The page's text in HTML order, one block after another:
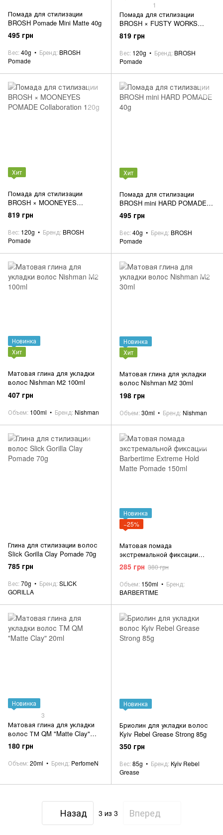
Помада для стилизации
BROSH Pomade Mini Matte 40g
495 грн
Вес 40g Бренд BROSH
Pomade
1
Помада для стилизации
BROSH × FUSTY WORKS
POMADE Collaboration 120g
819 грн
Вес 120g Бренд BROSH
Pomade
Хит
Помада для стилизации
BROSH × MOONEYES
POMADE Collaboration 120g
819 грн
Вес 120g Бренд BROSH
Pomade
Хит
Помада для стилизации
BROSH mini HARD POMADE
40g
495 грн
Вес 40g Бренд BROSH
Pomade
Новинка
Хит
Матовая глина для укладки
волос Nishman М2 100ml
407 грн
Объем 100ml Бренд Nishman
Новинка
Хит
Матовая глина для укладки
волос Nishman М2 30ml
198 грн
Объем 30ml Бренд Nishman
Глина для стилизации волос
Slick Gorilla Clay Pomade 70g
785 грн
Вес 70g Бренд SLICK
GORILLA
Новинка
−25%
Матовая помада
экстремальной фиксации
Barbertime Extreme Hold Matte
Pomade 150ml
285 грн 380 грн
Объем 150ml
Бренд
BARBERTIME
Новинка
3
Матовая глина для укладки
волос ТМ QM "Matte Clay"
20ml
180 грн
Объем 20ml Бренд PerfomeN
Новинка
Бриолин для укладки волос
Kyiv Rebel Grease Strong 85g
350 грн
Вес 85g Бренд Kyiv Rebel
Grease
Назад 3 из 3 Вперед